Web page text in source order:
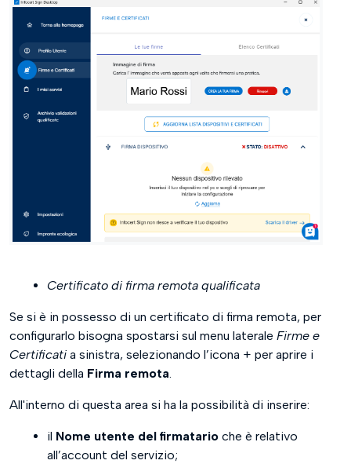
Certificato di firma remota qualificata
Se si è in possesso di un certificato di firma remota, per
configurarlo bisogna spostarsi sul menu laterale Firme e
Certificati a sinistra, selezionando l’icona + per aprire i
dettagli della Firma remota.
All'interno di questa area si ha la possibilità di inserire:
il Nome utente del firmatario che è relativo
all’account del servizio;